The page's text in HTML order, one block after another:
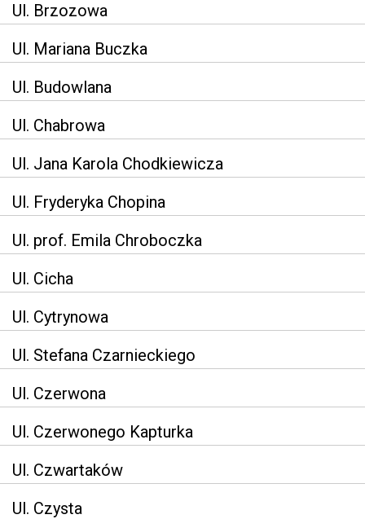
Ul. Brzozowa
Ul. Mariana Buczka
Ul. Budowlana
Ul. Chabrowa
Ul. Jana Karola Chodkiewicza
Ul. Fryderyka Chopina
Ul. prof. Emila Chroboczka
Ul. Cicha
Ul. Cytrynowa
Ul. Stefana Czarnieckiego
Ul. Czerwona
Ul. Czerwonego Kapturka
Ul. Czwartaków
Ul. Czysta